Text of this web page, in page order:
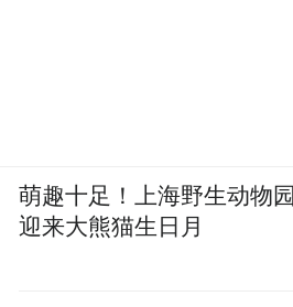
萌趣十足！上海野生动物园
迎来大熊猫生日月